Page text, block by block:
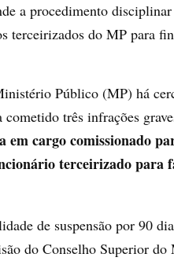
a procedimento
terceirizados do MP para
Público (MP) há
três infrações
em cargo comissionado
terceirizado para
de suspensão por 90
do Conselho Superior